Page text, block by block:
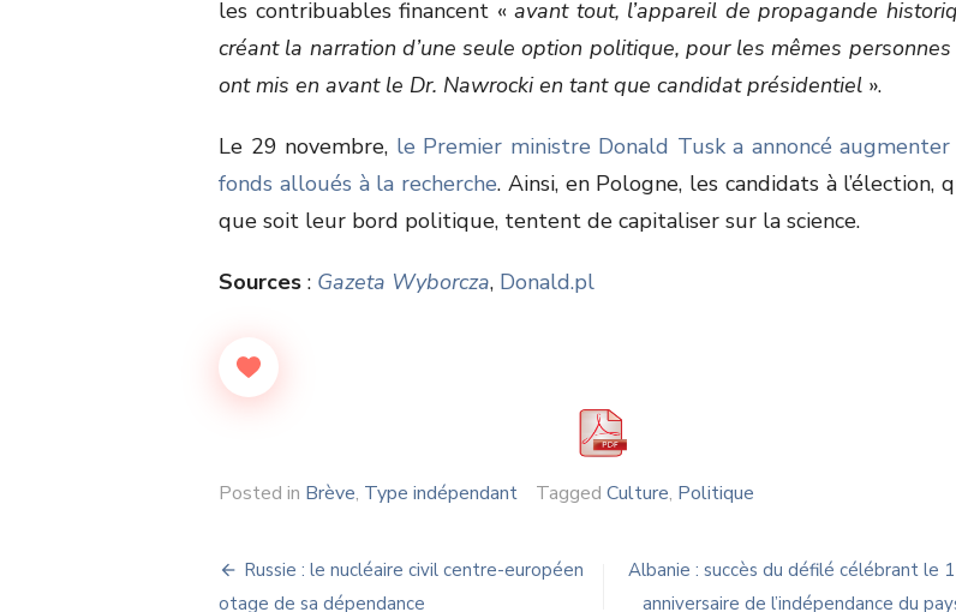
les contribuables financent «avant tout, l’appareil de propagande
créant la narration d’une seule option politique, pour les mêmes
ont mis en avant le Dr. Nawrocki en tant que candidat présidentiel ».
Le 29 novembre, le Premier ministre Donald Tusk a annoncé augmenter
fonds alloués à la recherche. Ainsi, en Pologne, les candidats à l’élection,
que soit leur bord politique, tentent de capitaliser sur la science.
Sources : Gazeta Wyborcza, Donald.pl
Posted in Brève, Type indépendant Tagged Culture, Politique
Navigation
Russie : le nucléaire civil centre-européen
otage de sa dépendance
Albanie : succès du défilé célébrant le
anniversaire de l’indépendance du